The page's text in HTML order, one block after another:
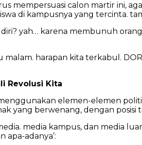
mempersuasi calon martir ini,
di kampusnya yang tercinta.
yah… karena membunuh
malam. harapan kita terkabul.
Revolusi Kita
elemen-elemen
yang berwenang, dengan
media kampus, dan media
apa-adanya’: